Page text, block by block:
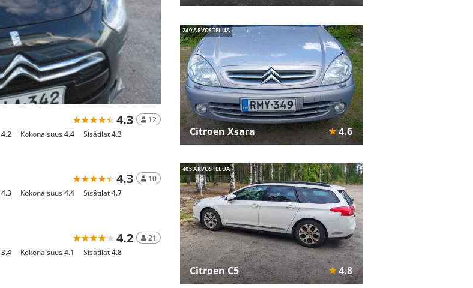
4.3
12
4.2 Kokonaisuus4.4 Sisätilat4.3
4.3
10
4.3 Kokonaisuus4.4 Sisätilat4.7
4.2
21
3.4 Kokonaisuus4.1 Sisätilat4.8
249 ARVOSTELUA
Citroen Xsara 4.6
405 ARVOSTELUA
Citroen C5 4.8